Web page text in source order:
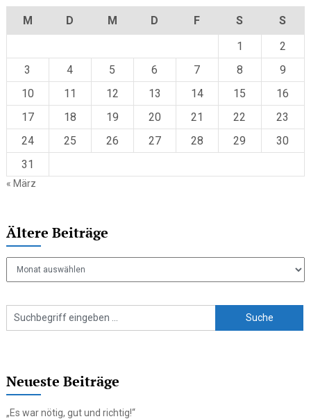
M D M D F S
S
1
2
3
4 5 6 7 8
9
10
11 12 13 14 15
16
17
18 19 20 21 22
23
24
25 26 27 28 29
30
31
« März
Ältere Beiträge
Neueste Beiträge
„Es war nötig, gut und richtig!“